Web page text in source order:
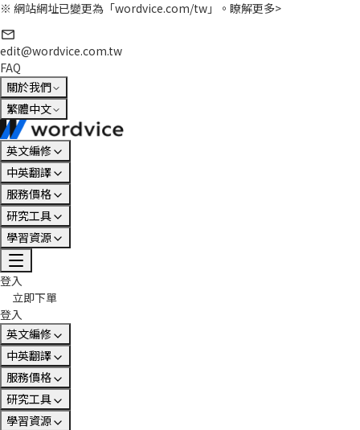
※ 網站網址已變更為「wordvice.com/tw」。 瞭解更多>
edit@wordvice.com.tw
FAQ
關於我們
繁體中文
英文編修
中英翻譯
服務價格
研究工具
學習資源
登入
立即下單
登入
英文編修
中英翻譯
服務價格
研究工具
學習資源